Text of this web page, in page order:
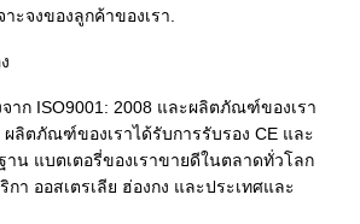
ะจงของลูกค้าของเรา.
จาก ISO9001: 2008 และผลิตภัณฑ์ของเรา
ผลิตภัณฑ์ของเราได้รับการรับรอง CE และ
น แบตเตอรี่ของเราขายดีในตลาดทั่วโลก
กา ออสเตรเลีย ฮ่องกง และประเทศและ